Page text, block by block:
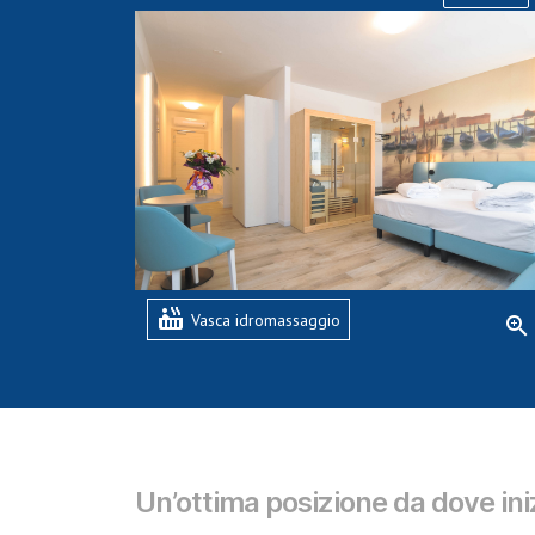
hot_tub Vasca idromassaggio zoom_in
Un’ottima posizione da dove